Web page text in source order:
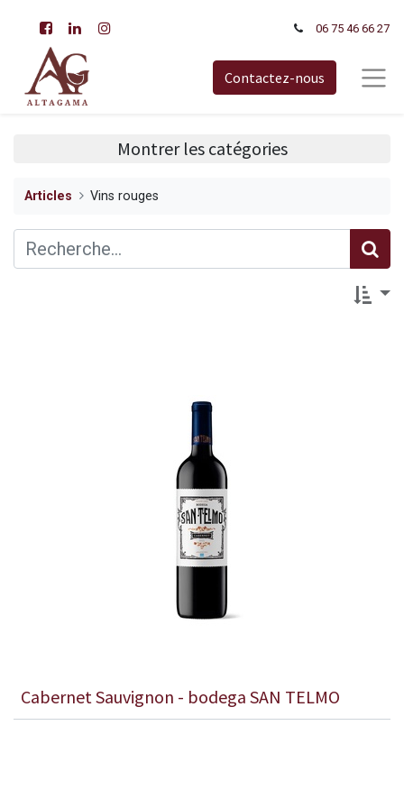
06 75 46 66​ 27
Contactez-nous
Montrer les catégories
Articles Vins rouges
Cabernet Sauvignon - bodega SAN TELMO